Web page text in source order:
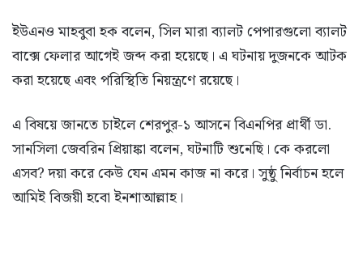
ইউএনও মাহবুবা হক বলেন, সিল মারা ব্যালট পেপারগুলো ব্যালট
বাক্সে ফেলার আগেই জব্দ করা হয়েছে। এ ঘটনায় দুজনকে আটক
করা হয়েছে এবং পরিস্থিতি নিয়ন্ত্রণে রয়েছে।
এ বিষয়ে জানতে চাইলে শেরপুর-১ আসনে বিএনপির প্রার্থী ডা.
সানসিলা জেবরিন প্রিয়াঙ্কা বলেন, ঘটনাটি শুনেছি। কে করলো
এসব? দয়া করে কেউ যেন এমন কাজ না করে। সুষ্ঠু নির্বাচন হলে
আমিই বিজয়ী হবো ইনশাআল্লাহ।